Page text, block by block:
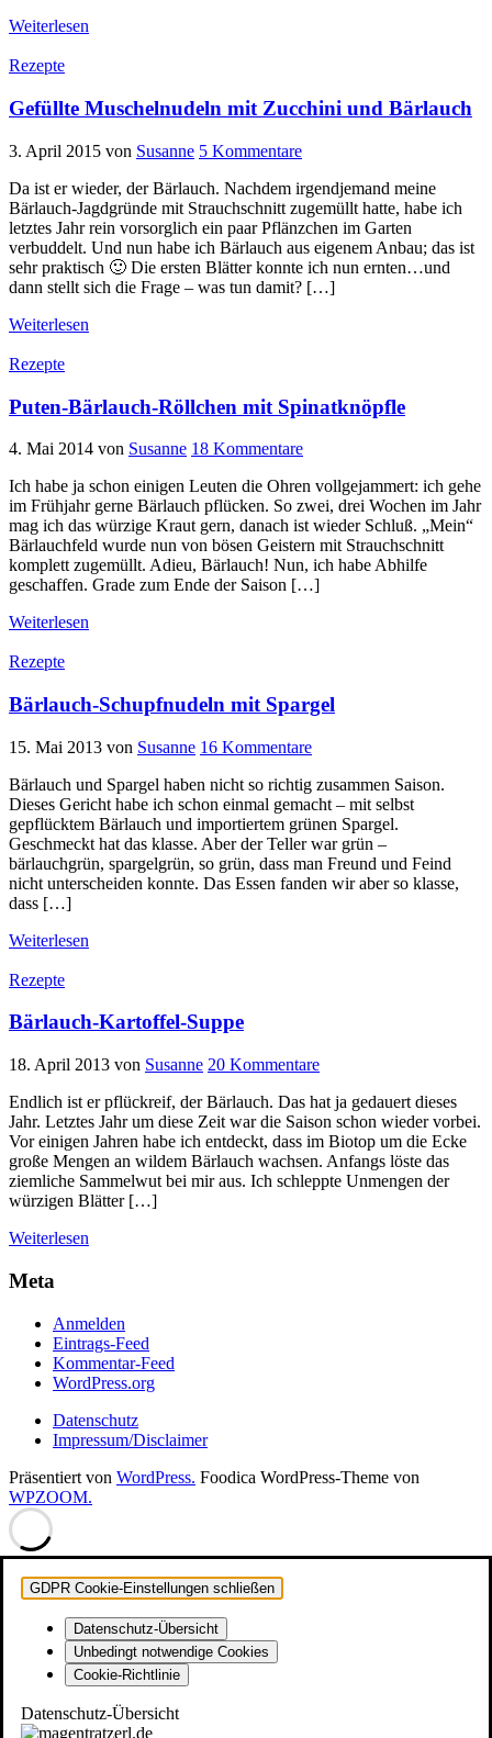
Weiterlesen
Rezepte
Gefüllte Muschelnudeln mit Zucchini und Bärlauch
3. April 2015 von Susanne 5 Kommentare
Da ist er wieder, der Bärlauch. Nachdem irgendjemand meine
Bärlauch-Jagdgründe mit Strauchschnitt zugemüllt hatte, habe ich
letztes Jahr rein vorsorglich ein paar Pflänzchen im Garten
verbuddelt. Und nun habe ich Bärlauch aus eigenem Anbau; das ist
sehr praktisch 🙂 Die ersten Blätter konnte ich nun ernten…und
dann stellt sich die Frage – was tun damit? […]
Weiterlesen
Rezepte
Puten-Bärlauch-Röllchen mit Spinatknöpfle
4. Mai 2014 von Susanne 18 Kommentare
Ich habe ja schon einigen Leuten die Ohren vollgejammert: ich gehe
im Frühjahr gerne Bärlauch pflücken. So zwei, drei Wochen im Jahr
mag ich das würzige Kraut gern, danach ist wieder Schluß. „Mein“
Bärlauchfeld wurde nun von bösen Geistern mit Strauchschnitt
komplett zugemüllt. Adieu, Bärlauch! Nun, ich habe Abhilfe
geschaffen. Grade zum Ende der Saison […]
Weiterlesen
Rezepte
Bärlauch-Schupfnudeln mit Spargel
15. Mai 2013 von Susanne 16 Kommentare
Bärlauch und Spargel haben nicht so richtig zusammen Saison.
Dieses Gericht habe ich schon einmal gemacht – mit selbst
gepflücktem Bärlauch und importiertem grünen Spargel.
Geschmeckt hat das klasse. Aber der Teller war grün –
bärlauchgrün, spargelgrün, so grün, dass man Freund und Feind
nicht unterscheiden konnte. Das Essen fanden wir aber so klasse,
dass […]
Weiterlesen
Rezepte
Bärlauch-Kartoffel-Suppe
18. April 2013 von Susanne 20 Kommentare
Endlich ist er pflückreif, der Bärlauch. Das hat ja gedauert dieses
Jahr. Letztes Jahr um diese Zeit war die Saison schon wieder vorbei.
Vor einigen Jahren habe ich entdeckt, dass im Biotop um die Ecke
große Mengen an wildem Bärlauch wachsen. Anfangs löste das
ziemliche Sammelwut bei mir aus. Ich schleppte Unmengen der
würzigen Blätter […]
Weiterlesen
Meta
Anmelden
Eintrags-Feed
Kommentar-Feed
WordPress.org
Datenschutz
Impressum/Disclaimer
Präsentiert von WordPress. Foodica WordPress-Theme von
WPZOOM.
GDPR Cookie-Einstellungen schließen
Datenschutz-Übersicht
Unbedingt notwendige Cookies
Cookie-Richtlinie
Datenschutz-Übersicht